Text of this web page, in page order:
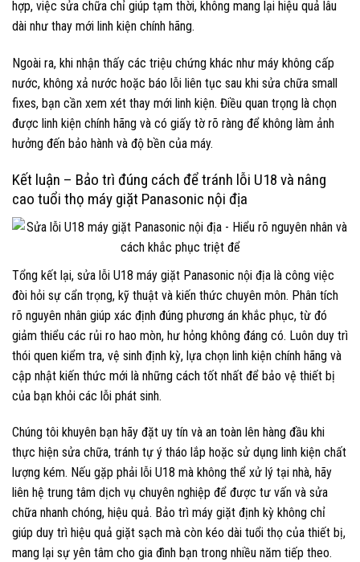
hợp, việc sửa chữa chỉ giúp tạm thời, không mang lại hiệu quả lâu
dài như thay mới linh kiện chính hãng.
Ngoài ra, khi nhận thấy các triệu chứng khác như máy không cấp
nước, không xả nước hoặc báo lỗi liên tục sau khi sửa chữa small
fixes, bạn cần xem xét thay mới linh kiện. Điều quan trọng là chọn
được linh kiện chính hãng và có giấy tờ rõ ràng để không làm ảnh
hưởng đến bảo hành và độ bền của máy.
Kết luận – Bảo trì đúng cách để tránh lỗi U18 và nâng
cao tuổi thọ máy giặt Panasonic nội địa
Tổng kết lại, sửa lỗi U18 máy giặt Panasonic nội địa là công việc
đòi hỏi sự cẩn trọng, kỹ thuật và kiến thức chuyên môn. Phân tích
rõ nguyên nhân giúp xác định đúng phương án khắc phục, từ đó
giảm thiểu các rủi ro hao mòn, hư hỏng không đáng có. Luôn duy trì
thói quen kiểm tra, vệ sinh định kỳ, lựa chọn linh kiện chính hãng và
cập nhật kiến thức mới là những cách tốt nhất để bảo vệ thiết bị
của bạn khỏi các lỗi phát sinh.
Chúng tôi khuyên bạn hãy đặt uy tín và an toàn lên hàng đầu khi
thực hiện sửa chữa, tránh tự ý tháo lắp hoặc sử dụng linh kiện chất
lượng kém. Nếu gặp phải lỗi U18 mà không thể xử lý tại nhà, hãy
liên hệ trung tâm dịch vụ chuyên nghiệp để được tư vấn và sửa
chữa nhanh chóng, hiệu quả. Bảo trì máy giặt định kỳ không chỉ
giúp duy trì hiệu quả giặt sạch mà còn kéo dài tuổi thọ của thiết bị,
mang lại sự yên tâm cho gia đình bạn trong nhiều năm tiếp theo.